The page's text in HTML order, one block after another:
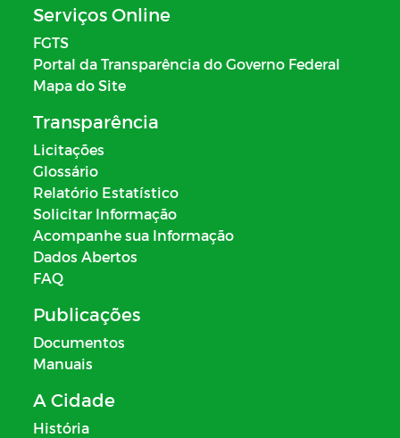
Serviços Online
FGTS
Portal da Transparência do Governo Federal
Mapa do Site
Transparência
Licitações
Glossário
Relatório Estatístico
Solicitar Informação
Acompanhe sua Informação
Dados Abertos
FAQ
Publicações
Documentos
Manuais
A Cidade
História